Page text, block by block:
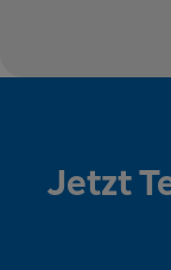
Jetzt